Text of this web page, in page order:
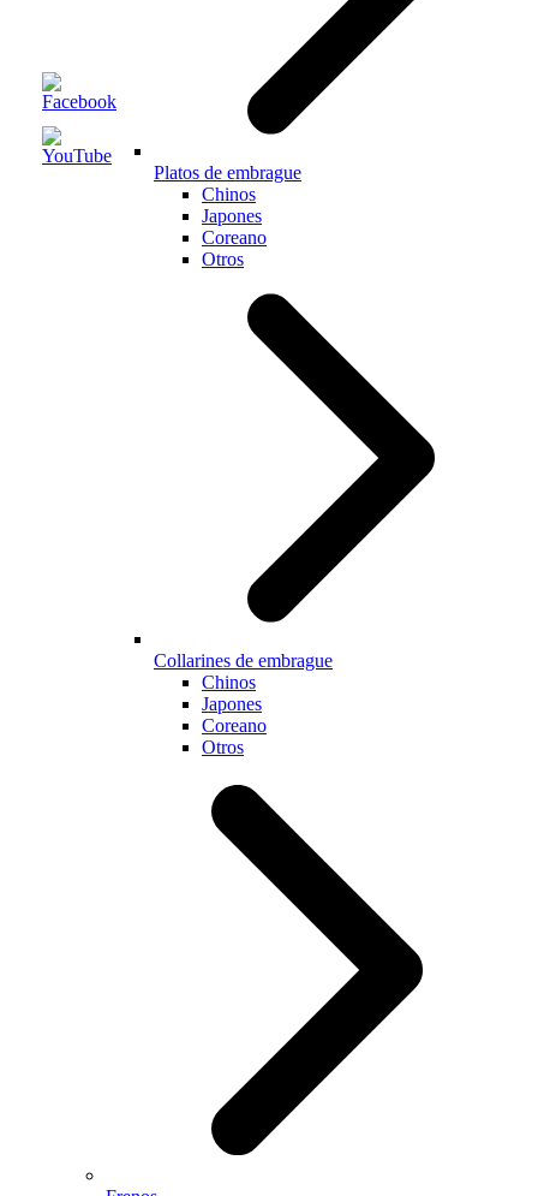
Platos de embrague
Chinos
Japones
Coreano
Otros
Collarines de embrague
Chinos
Japones
Coreano
Otros